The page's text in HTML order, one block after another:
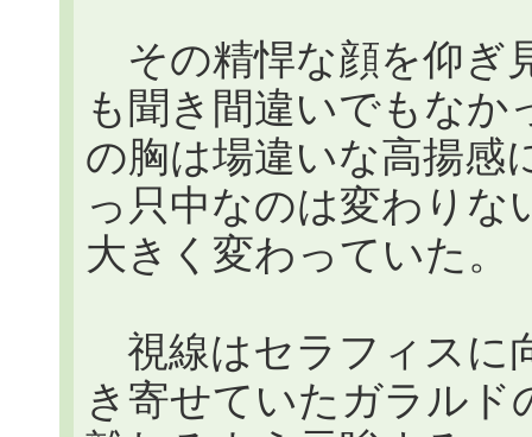
その精悍な顔を仰ぎ
も聞き間違いでもな
の胸は場違いな高揚感
っ只中なのは変わりな
大きく変わっていた。
視線はセラフィスに
き寄せていたガラルド